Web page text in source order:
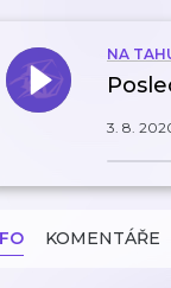
NA
3. 8.
KOMENTÁŘE